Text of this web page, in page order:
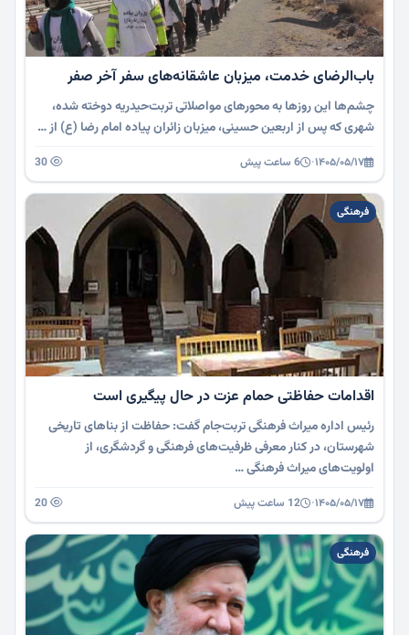
باب‌الرضای خدمت، میزبان عاشقانه‌های سفر آخر صفر
چشم‌ها این روزها به محورهای مواصلاتی تربت‌حیدریه دوخته شده،
شهری که پس از اربعین حسینی، میزبان زائران پیاده امام رضا (ع) از …
۱۴۰۵/۰۵/۱۷· 6 ساعت پیش
فرهنگی
اقدامات حفاظتی حمام عزت در حال پیگیری است
رئیس اداره میراث فرهنگی تربت‌جام گفت: حفاظت از بناهای تاریخی
شهرستان، در کنار معرفی ظرفیت‌های فرهنگی و گردشگری، از
اولویت‌های میراث فرهنگی …
۱۴۰۵/۰۵/۱۷· 12 ساعت پیش
فرهنگی